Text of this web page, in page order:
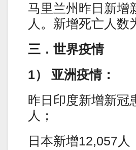
马里兰州昨日新增
人。新增死亡人数
三．世界疫情
1） 亚洲疫情：
昨日印度新增新冠
人；
日本新增12,057人